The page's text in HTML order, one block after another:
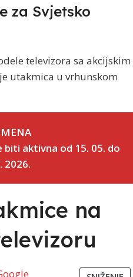
za Svjetsko
televizora sa akcijskim
utakmica u vrhunskom
biti aktivna od 15. 05. do
2026.
na